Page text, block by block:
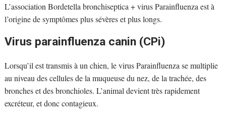
L’association Bordetella bronchiseptica + virus Parainfluenza est à
l’origine de symptômes plus sévères et plus longs.
Virus parainfluenza canin (CPi)
Lorsqu’il est transmis à un chien, le virus Parainfluenza se multiplie
au niveau des cellules de la muqueuse du nez, de la trachée, des
bronches et des bronchioles. L’animal devient très rapidement
excréteur, et donc contagieux.